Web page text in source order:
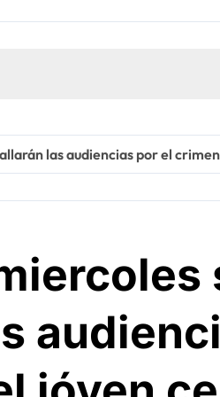
las audiencias por el